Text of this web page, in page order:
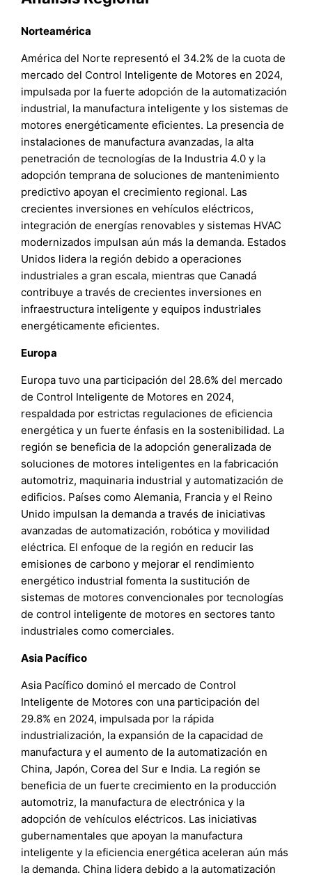
Norteamérica
América del Norte representó el 34.2% de la cuota de
mercado del Control Inteligente de Motores en 2024,
impulsada por la fuerte adopción de la automatización
industrial, la manufactura inteligente y los sistemas de
motores energéticamente eficientes. La presencia de
instalaciones de manufactura avanzadas, la alta
penetración de tecnologías de la Industria 4.0 y la
adopción temprana de soluciones de mantenimiento
predictivo apoyan el crecimiento regional. Las
crecientes inversiones en vehículos eléctricos,
integración de energías renovables y sistemas HVAC
modernizados impulsan aún más la demanda. Estados
Unidos lidera la región debido a operaciones
industriales a gran escala, mientras que Canadá
contribuye a través de crecientes inversiones en
infraestructura inteligente y equipos industriales
energéticamente eficientes.
Europa
Europa tuvo una participación del 28.6% del mercado
de Control Inteligente de Motores en 2024,
respaldada por estrictas regulaciones de eficiencia
energética y un fuerte énfasis en la sostenibilidad. La
región se beneficia de la adopción generalizada de
soluciones de motores inteligentes en la fabricación
automotriz, maquinaria industrial y automatización de
edificios. Países como Alemania, Francia y el Reino
Unido impulsan la demanda a través de iniciativas
avanzadas de automatización, robótica y movilidad
eléctrica. El enfoque de la región en reducir las
emisiones de carbono y mejorar el rendimiento
energético industrial fomenta la sustitución de
sistemas de motores convencionales por tecnologías
de control inteligente de motores en sectores tanto
industriales como comerciales.
Asia Pacífico
Asia Pacífico dominó el mercado de Control
Inteligente de Motores con una participación del
29.8% en 2024, impulsada por la rápida
industrialización, la expansión de la capacidad de
manufactura y el aumento de la automatización en
China, Japón, Corea del Sur e India. La región se
beneficia de un fuerte crecimiento en la producción
automotriz, la manufactura de electrónica y la
adopción de vehículos eléctricos. Las iniciativas
gubernamentales que apoyan la manufactura
inteligente y la eficiencia energética aceleran aún más
la demanda. China lidera debido a la automatización